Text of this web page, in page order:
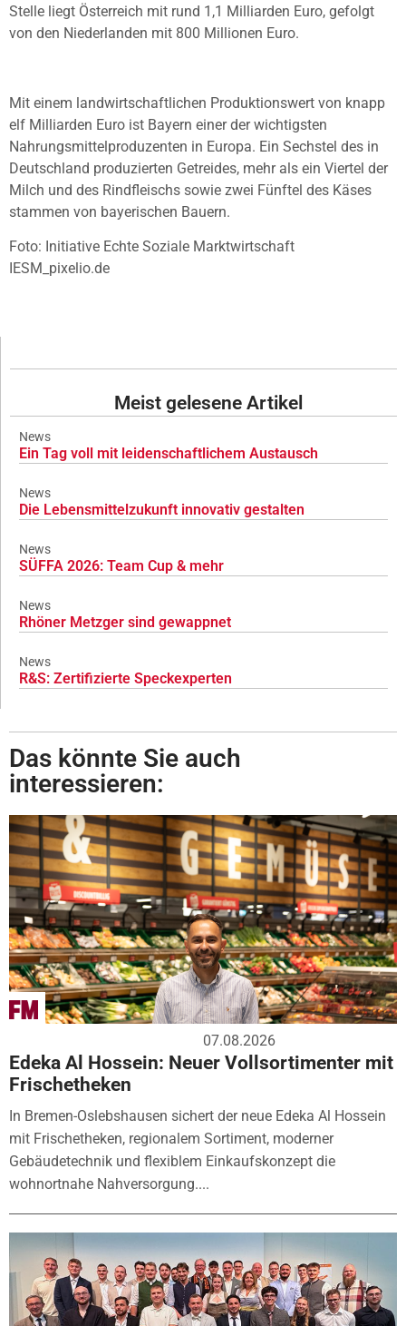
Stelle liegt Österreich mit rund 1,1 Milliarden Euro, gefolgt
von den Niederlanden mit 800 Millionen Euro.
Mit einem landwirtschaftlichen Produktionswert von knapp
elf Milliarden Euro ist Bayern einer der wichtigsten
Nahrungsmittelproduzenten in Europa. Ein Sechstel des in
Deutschland produzierten Getreides, mehr als ein Viertel der
Milch und des Rindfleischs sowie zwei Fünftel des Käses
stammen von bayerischen Bauern.
Foto: Initiative Echte Soziale Marktwirtschaft
IESM_pixelio.de
Meist gelesene Artikel
News
Ein Tag voll mit leidenschaftlichem Austausch
News
Die Lebensmittelzukunft innovativ gestalten
News
SÜFFA 2026: Team Cup & mehr
News
Rhöner Metzger sind gewappnet
News
R&S: Zertifizierte Speckexperten
Das könnte Sie auch
interessieren:
07.08.2026
Edeka Al Hossein: Neuer Vollsortimenter mit
Frischetheken
In Bremen-Oslebshausen sichert der neue Edeka Al Hossein
mit Frischetheken, regionalem Sortiment, moderner
Gebäudetechnik und flexiblem Einkaufskonzept die
wohnortnahe Nahversorgung....